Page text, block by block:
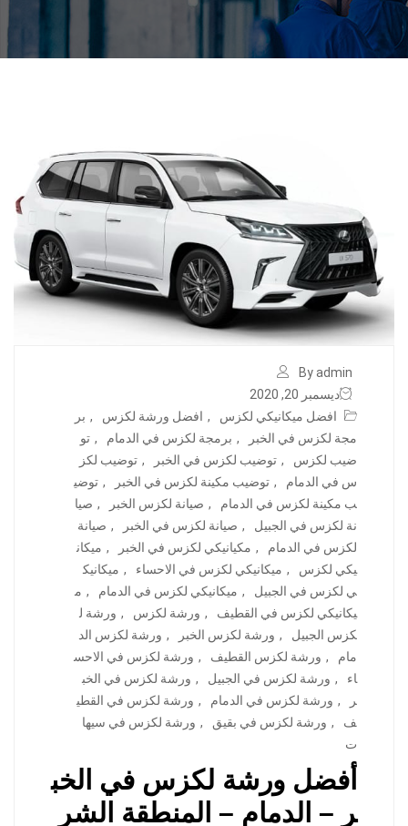
By admin
ديسمبر 20, 2020
افضل ميكانيكي لكزس
, افضل ورشة لكزس , بر
مجة لكزس في الخبر
, برمجة لكزس في الدمام , تو
ضيب لكزس
, توضيب لكزس في الخبر , توضيب لكز
س في الدمام
, توضيب مكينة لكزس في الخبر , توضي
ب مكينة لكزس في الدمام
, صيانة لكزس الخبر , صيا
نة لكزس في الجبيل
, صيانة لكزس في الخبر , صيانة
لكزس في الدمام
, مكيانيكي لكزس في الخبر , ميكان
يكي لكزس
, ميكانيكي لكزس في الاحساء , ميكانيك
ي لكزس في الجبيل
, ميكانيكي لكزس في الدمام , م
يكانيكي لكزس في القطيف
, ورشة لكزس , ورشة ل
كزس الجبيل
, ورشة لكزس الخبر , ورشة لكزس الد
مام
, ورشة لكزس القطيف , ورشة لكزس في الاحس
اء
, ورشة لكزس في الجبيل , ورشة لكزس في الخب
ر
, ورشة لكزس في الدمام , ورشة لكزس في القطي
ف
, ورشة لكزس في بقيق , ورشة لكزس في سيها
ت
أفضل ورشة لكزس في الخب
ر – الدمام – المنطقة الشر